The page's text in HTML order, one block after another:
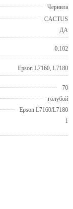
Чернила
CACTUS
ДА
0.102
Epson L7160, L7180
70
голубой
Epson L7160/L7180
1